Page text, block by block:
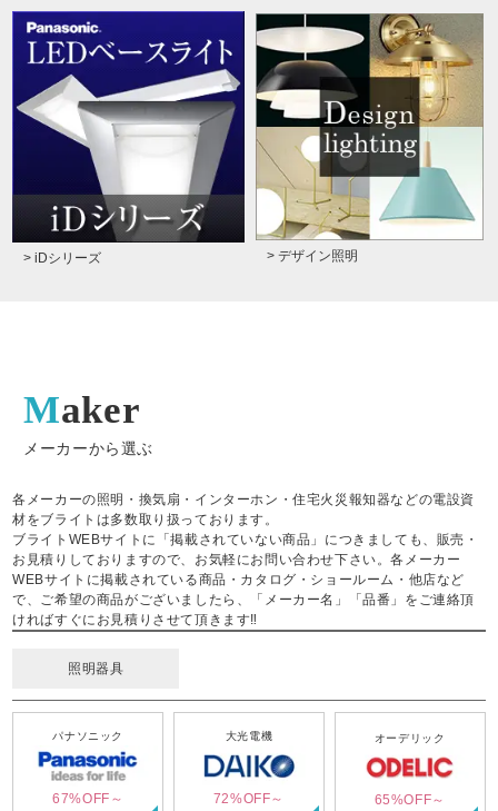
> iDシリーズ > デザイン照明
Maker
メーカーから選ぶ
各メーカーの照明・換気扇・インターホン・住宅火災報知器などの電設資
材をブライトは多数取り扱っております。
ブライトWEBサイトに「掲載されていない商品」につきましても、販売・
お見積りしておりますので、お気軽にお問い合わせ下さい。各メーカー
WEBサイトに掲載されている商品・カタログ・ショールーム・他店など
で、ご希望の商品がございましたら、「メーカー名」「品番」をご連絡頂
ければすぐにお見積りさせて頂きます‼
照明器具
パナソニック
67%OFF～
大光電機
72%OFF～
オーデリック
65%OFF～